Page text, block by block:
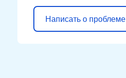
Написать о проблеме